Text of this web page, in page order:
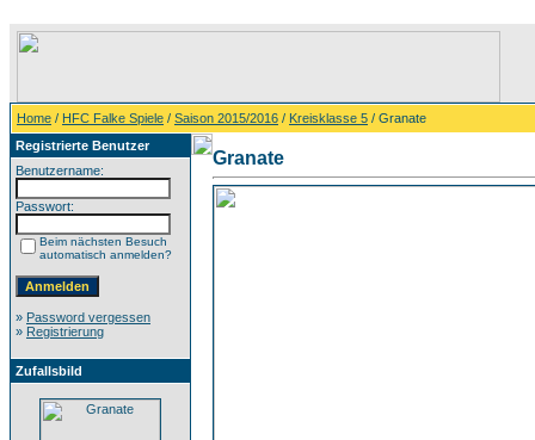
Home / HFC Falke Spiele / Saison 2015/2016 / Kreisklasse 5 / Granate
Registrierte Benutzer
Benutzername:
Passwort:
Beim nächsten Besuch
automatisch anmelden?
» Password vergessen
» Registrierung
Zufallsbild
Granate